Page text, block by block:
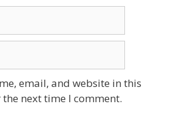
email, and website in this
next time I comment.